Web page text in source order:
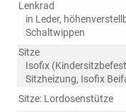
Lenkrad
in Leder,
Schaltwippen
Sitze
Isofix
Sitzheizung, Isofix
Sitze: Lordosenstütze